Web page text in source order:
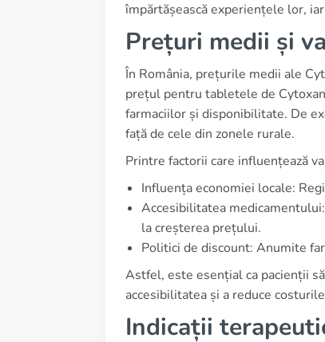
împărtășească experiențele lor,
Prețuri medii și
În România, prețurile medii ale
prețul pentru tabletele de
farmaciilor și disponibilitate. De
față de cele din zonele rurale.
Printre factorii care influențează
Influența economiei locale:
Accesibilitatea
la creșterea prețului.
Politici de discount: Anumite
Astfel, este esențial ca pacienții
accesibilitatea și a reduce
Indicații